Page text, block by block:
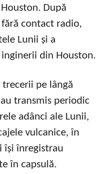
După
contact radio,
Lunii și a
din Houston.
trecerii pe lângă
transmis periodic
adânci ale Lunii,
vulcanice, în
își înregistrau
în capsulă.